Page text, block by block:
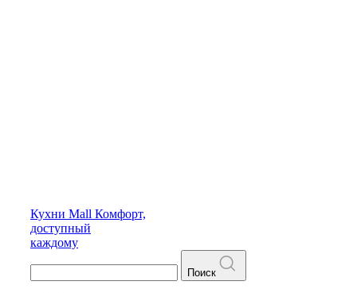
Кухни Mall Комфорт,
доступный
каждому
Поиск